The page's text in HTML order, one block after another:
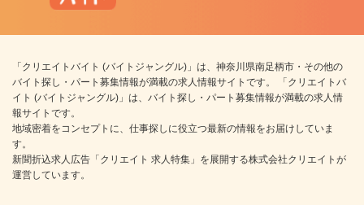
「クリエイトバイト (バイトジャングル)」は、神奈川県南足柄市・その他の
バイト探し・パート募集情報が満載の求人情報サイトです。 「クリエイトバ
イト (バイトジャングル)」は、バイト探し・パート募集情報が満載の求人情
報サイトです。
地域密着をコンセプトに、仕事探しに役立つ最新の情報をお届けしていま
す。
新聞折込求人広告「クリエイト 求人特集」を展開する株式会社クリエイトが
運営しています。